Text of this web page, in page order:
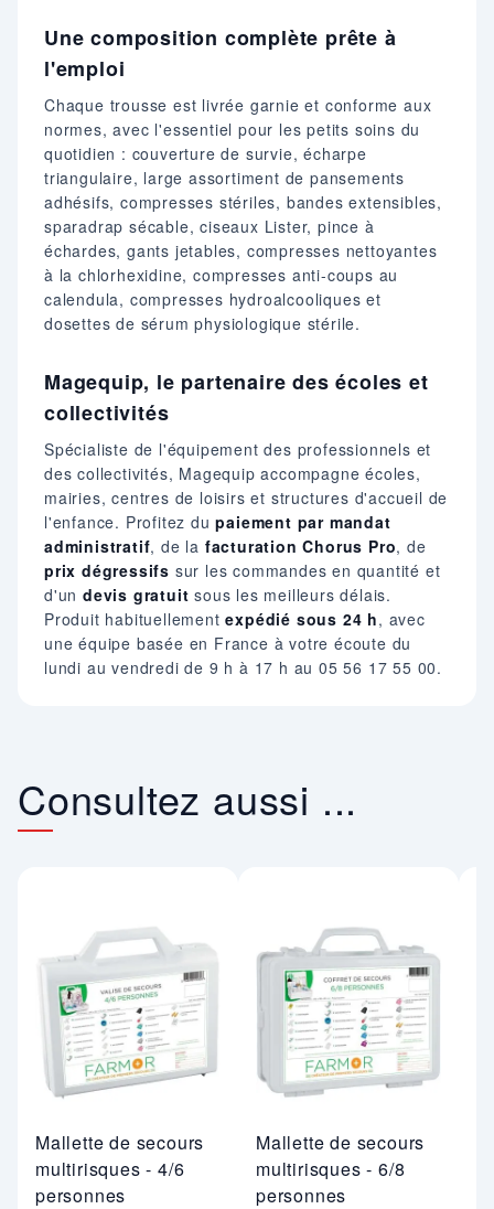
Une composition complète prête à
l'emploi
Chaque trousse est livrée garnie et conforme aux
normes, avec l'essentiel pour les petits soins du
quotidien : couverture de survie, écharpe
triangulaire, large assortiment de pansements
adhésifs, compresses stériles, bandes extensibles,
sparadrap sécable, ciseaux Lister, pince à
échardes, gants jetables, compresses nettoyantes
à la chlorhexidine, compresses anti-coups au
calendula, compresses hydroalcooliques et
dosettes de sérum physiologique stérile.
Magequip, le partenaire des écoles et
collectivités
Spécialiste de l'équipement des professionnels et
des collectivités, Magequip accompagne écoles,
mairies, centres de loisirs et structures d'accueil de
l'enfance. Profitez dupaiement par mandat
administratif, de la facturation Chorus Pro, de
prix dégressifs sur les commandes en quantité et
d'un devis gratuit sous les meilleurs délais.
Produit habituellementexpédié sous 24 h, avec
une équipe basée en France à votre écoute du
lundi au vendredi de 9 h à 17 h au 05 56 17 55 00.
Consultez aussi ...
Mallette de secours
multirisques - 4/6
personnes
Mallette de secours
multirisques - 6/8
personnes